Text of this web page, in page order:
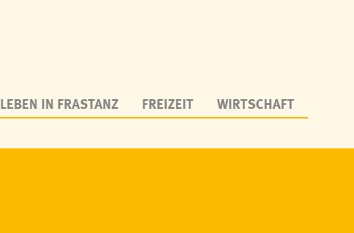
LEBEN IN FRASTANZ FREIZEIT WIRTSCHAFT